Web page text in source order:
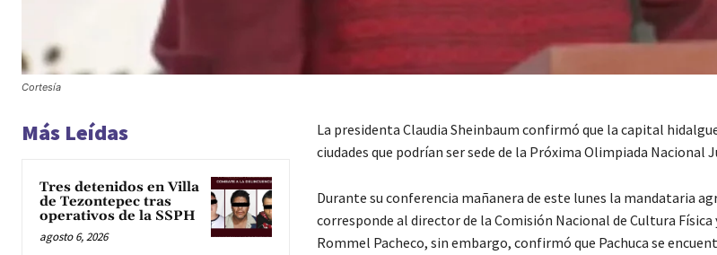
Cortesía
Más Leídas
Tres detenidos en Villa
de Tezontepec tras
operativos de la SSPH
agosto 6, 2026
La presidenta Claudia Sheinbaum confirmó que la capital
ciudades que podrían ser sede de la Próxima Olimpiada Nacional
Durante su conferencia mañanera de este lunes la mandataria
corresponde al director de la Comisión Nacional de Cultura Física
Rommel Pacheco, sin embargo, confirmó que Pachuca se